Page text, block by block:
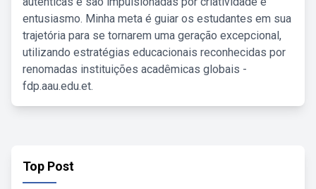
entusiasmo. Minha meta é guiar os estudantes em sua
trajetória para se tornarem uma geração excepcional,
utilizando estratégias educacionais reconhecidas por
renomadas instituições acadêmicas globais -
fdp.aau.edu.et.
Top Post